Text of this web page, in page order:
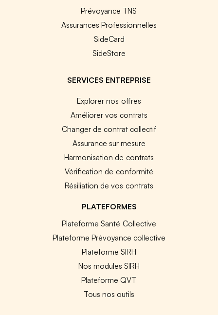
Prévoyance TNS
Assurances Professionnelles
SideCard
SideStore
SERVICES ENTREPRISE
Explorer nos offres
Améliorer vos contrats
Changer de contrat collectif
Assurance sur mesure
Harmonisation de contrats
Vérification de conformité
Résiliation de vos contrats
PLATEFORMES
Plateforme Santé Collective
Plateforme Prévoyance collective
Plateforme SIRH
Nos modules SIRH
Plateforme QVT
Tous nos outils